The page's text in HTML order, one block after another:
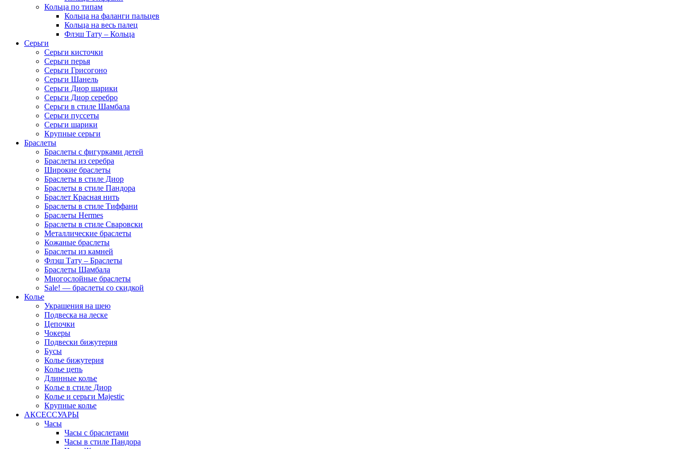
Кольца по типам
Кольца на фаланги пальцев
Кольца на весь палец
Флэш Тату – Кольца
Серьги
Серьги кисточки
Серьги перья
Серьги Грисогоно
Серьги Шанель
Серьги Диор шарики
Серьги Диор серебро
Серьги в стиле Шамбала
Серьги пуссеты
Серьги шарики
Крупные серьги
Браслеты
Браслеты с фигурками детей
Браслеты из серебра
Широкие браслеты
Браслеты в стиле Диор
Браслеты в стиле Пандора
Браслет Красная нить
Браслеты в стиле Тиффани
Браслеты Hermes
Браслеты в стиле Сваровски
Металлические браслеты
Кожаные браслеты
Браслеты из камней
Флэш Тату – Браслеты
Браслеты Шамбала
Многослойные браслеты
Sale! — браслеты со скидкой
Колье
Украшения на шею
Подвеска на леске
Цепочки
Чокеры
Подвески бижутерия
Бусы
Колье бижутерия
Колье цепь
Длинные колье
Колье в стиле Диор
Колье и серьги Majestic
Крупные колье
АКСЕССУАРЫ
Часы
Часы с браслетами
Часы в стиле Пандора